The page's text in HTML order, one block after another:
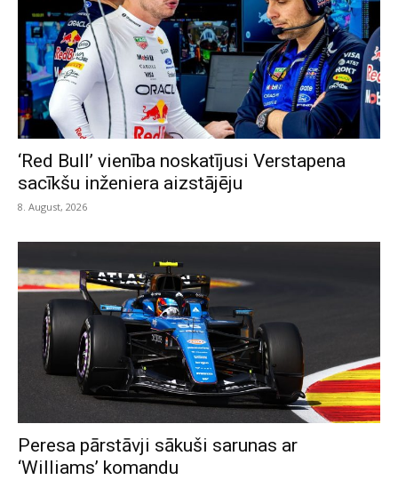
‘Red Bull’ vienība noskatījusi Verstapena
sacīkšu inženiera aizstājēju
8. August, 2026
Peresa pārstāvji sākuši sarunas ar
‘Williams’ komandu